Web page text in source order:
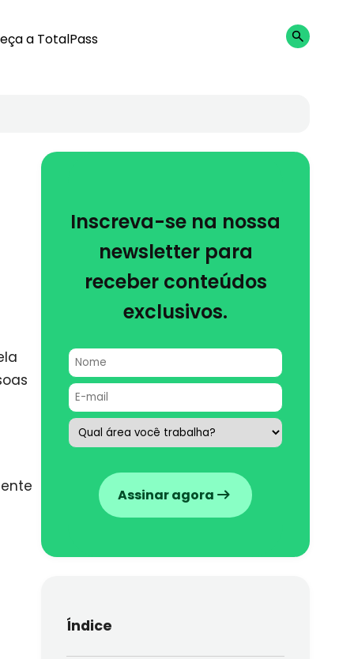
a TotalPass
Inscreva-se na nossa
newsletter para
receber conteúdos
exclusivos.
Assinar agora
Índice